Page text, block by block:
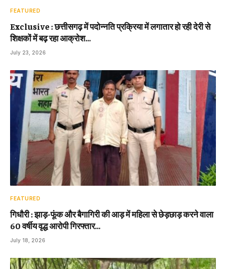
FEATURED
Exclusive : छत्तीसगढ़ में पदोन्नति प्रक्रिया में लगातार हो रही देरी से
शिक्षकों में बढ़ रहा आक्रोश…
July 23, 2026
FEATURED
गिधौरी : झाड़-फूंक और बैगागिरी की आड़ में महिला से छेड़छाड़ करने वाला
60 वर्षीय वृद्ध आरोपी गिरफ्तार…
July 18, 2026